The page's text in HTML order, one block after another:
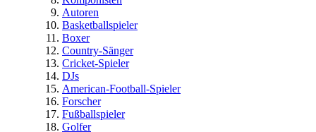
Autoren
Basketballspieler
Boxer
Country-Sänger
Cricket-Spieler
DJs
American-Football-Spieler
Forscher
Fußballspieler
Golfer